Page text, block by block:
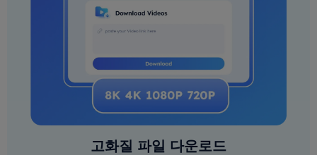
고화질 파일 다운로드